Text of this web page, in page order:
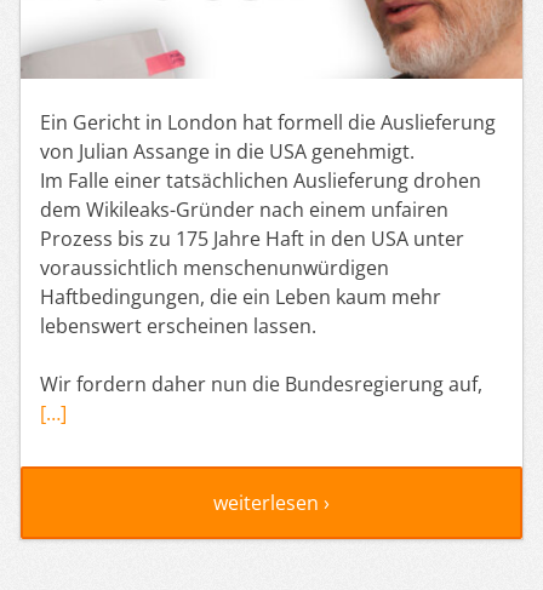
Ein Gericht in London hat formell die Auslieferung
von Julian Assange in die USA genehmigt.
Im Falle einer tatsächlichen Auslieferung drohen
dem Wikileaks-Gründer nach einem unfairen
Prozess bis zu 175 Jahre Haft in den USA unter
voraussichtlich menschenunwürdigen
Haftbedingungen, die ein Leben kaum mehr
lebenswert erscheinen lassen.
Wir fordern daher nun die Bundesregierung auf,
[…]
weiterlesen ›